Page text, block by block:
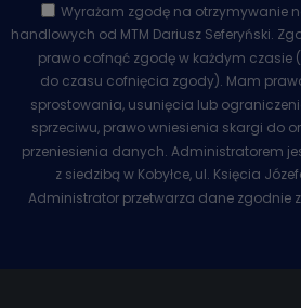
Wyrażam zgodę na otrzymywanie
handlowych od MTM Dariusz Seferyński.
prawo cofnąć zgodę w każdym czasie
do czasu cofnięcia zgody). Mam
sprostowania, usunięcia lub
sprzeciwu, prawo wniesienia skargi do
przeniesienia danych. Administratorem
z siedzibą w Kobyłce, ul. Księcia
Administrator przetwarza dane zgodnie z